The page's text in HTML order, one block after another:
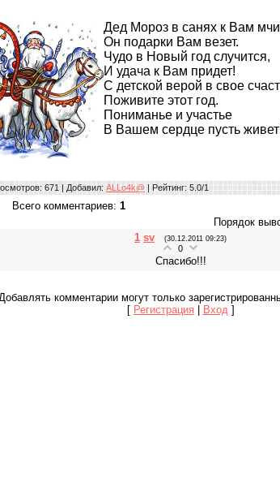
Дед Мороз в санях к Вам
Он подарки Вам везет.
Чудо в Новый год случится,
И удача к Вам придет!
С детской верой в свое
Поживите этот год.
Пониманье и участье
В Вашем сердце пусть
: 671 | Добавил: АLLo4k@ | Рейтинг: 5.0/1
Всего комментариев: 1
Порядок
1 sv (30.12.2011 09:23)
0
Спасибо!!!
Добавлять комментарии могут только
[ Регистрация Вход ]